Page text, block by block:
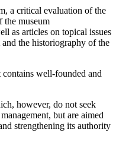
a critical evaluation of the
the museum
as articles on topical issues
the historiography of the
well-founded and
however, do not seek
but are aimed
strengthening its authority